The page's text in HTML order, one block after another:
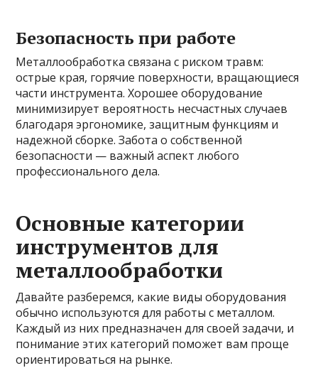
Безопасность при работе
Металлообработка связана с риском травм:
острые края, горячие поверхности, вращающиеся
части инструмента. Хорошее оборудование
минимизирует вероятность несчастных случаев
благодаря эргономике, защитным функциям и
надежной сборке. Забота о собственной
безопасности — важный аспект любого
профессионального дела.
Основные категории
инструментов для
металлообработки
Давайте разберемся, какие виды оборудования
обычно используются для работы с металлом.
Каждый из них предназначен для своей задачи, и
понимание этих категорий поможет вам проще
ориентироваться на рынке.